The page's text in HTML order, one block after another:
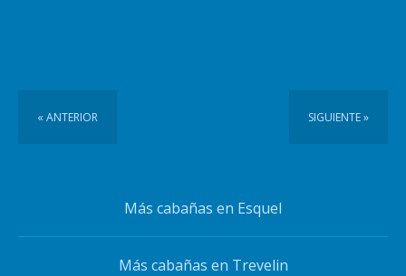
« ANTERIOR SIGUIENTE »
Más cabañas en Esquel
Más cabañas en Trevelin